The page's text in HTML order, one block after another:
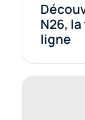
N26,
ligne